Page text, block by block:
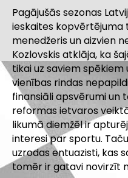
Pagājušās sezonas
ieskaites kopvērtējuma
menedžeris un aizvien
Kozlovskis atklāja, ka
tikai uz saviem
vienības rindas
finansiāli apsvērumi un
reformas ietvaros
likumā diemžēl ir
interesi par sportu.
uzrodas entuazisti, kas
tomēr ir gatavi novirzīt